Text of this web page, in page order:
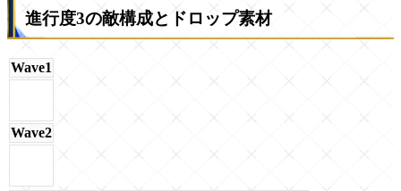
進行度3の敵構成とドロップ素材
Wave1
Wave2